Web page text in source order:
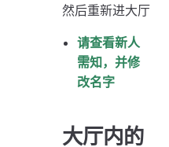
然后重新进大厅
请查看新人
需知，并修
改名字
大厅内的